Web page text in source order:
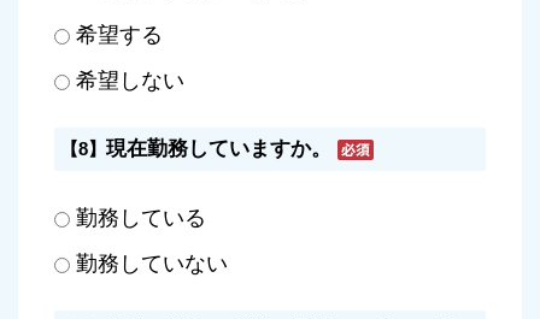
希望する
希望しない
【8】 現在勤務していますか。
勤務している
勤務していない